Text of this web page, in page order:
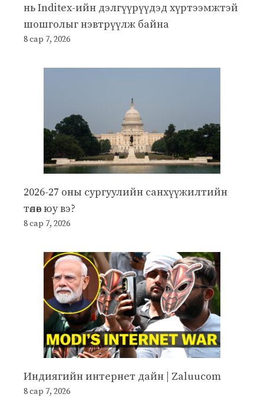
нь Inditex-ийн дэлгүүрүүдэд хүртээмжтэй
шошголыг нэвтрүүлж байна
8 сар 7, 2026
2026-27 оны сургуулийн санхүүжилтийн
төлөв юу вэ?
8 сар 7, 2026
Индиягийн интернет дайн | Zaluucom
8 сар 7, 2026